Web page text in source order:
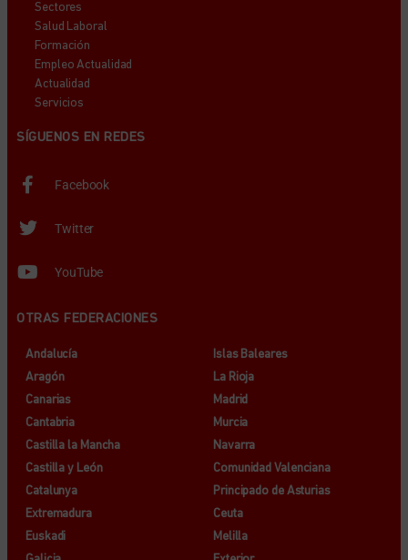
Sectores
Salud Laboral
Formación
Empleo Actualidad
Actualidad
Servicios
SÍGUENOS EN REDES
Facebook
Twitter
YouTube
OTRAS FEDERACIONES
Andalucía
Aragón
Canarias
Cantabria
Castilla la Mancha
Castilla y León
Catalunya
Extremadura
Euskadi
Islas Baleares
La Rioja
Madrid
Murcia
Navarra
Comunidad Valenciana
Principado de Asturias
Ceuta
Melilla